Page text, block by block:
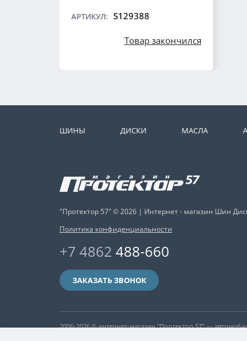
АРТИКУЛ: S129388
Товар закончился
ШИНЫ ДИСКИ МАСЛА
"Протектор 57" © 2026 | Интернет - магазин Шин
Политика конфиденциальности
+7 4862 488-660
ЗАКАЗАТЬ ЗВОНОК
2006-2026 © интернет-магазин "Протектор 57" —